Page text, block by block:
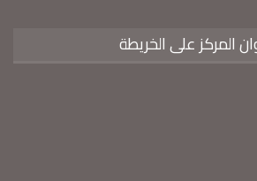
المركز على الخريطة